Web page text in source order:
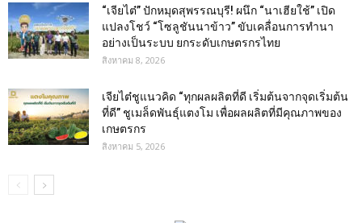
“เจียไต๋” ปักหมุดสุพรรณบุรี! ผนึก “นาเฮียใช้” เปิด
แปลงโชว์ “โซลูชันนาข้าว” ขับเคลื่อนการทำนา
อย่างเป็นระบบ ยกระดับเกษตรกรไทย
สิงหาคม 8, 2026
เจียไต๋ชูแนวคิด “ทุกผลผลิตที่ดี เริ่มต้นจากจุดเริ่มต้น
ที่ดี” ชูเมล็ดพันธุ์แตงโม เพื่อผลผลิตที่มีคุณภาพของ
เกษตรกร
สิงหาคม 5, 2026